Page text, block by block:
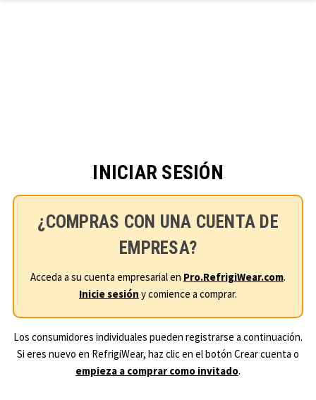
INICIAR SESIÓN
¿COMPRAS CON UNA CUENTA DE
EMPRESA?
Acceda a su cuenta empresarial en Pro.RefrigiWear.com.
Inicie sesión y comience a comprar.
Los consumidores individuales pueden registrarse a continuación.
Si eres nuevo en RefrigiWear, haz clic en el botón Crear cuenta o
empieza a comprar como invitado.